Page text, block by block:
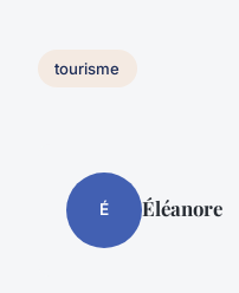
tourisme
É Éléanore